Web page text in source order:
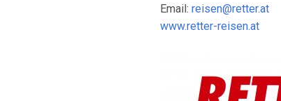
Email: reisen@retter.at
www.retter-reisen.at